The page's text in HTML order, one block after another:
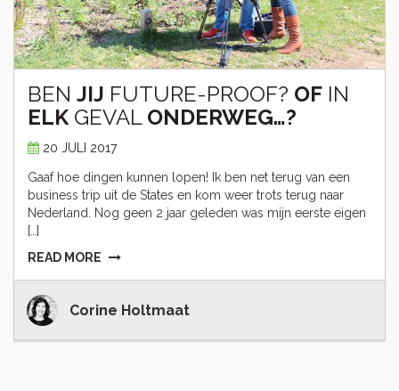
BEN JIJ FUTURE-PROOF? OF IN
ELK GEVAL ONDERWEG…?
20 JULI 2017
Gaaf hoe dingen kunnen lopen! Ik ben net terug van een
business trip uit de States en kom weer trots terug naar
Nederland. Nog geen 2 jaar geleden was mijn eerste eigen
[…]
READ MORE
Corine Holtmaat